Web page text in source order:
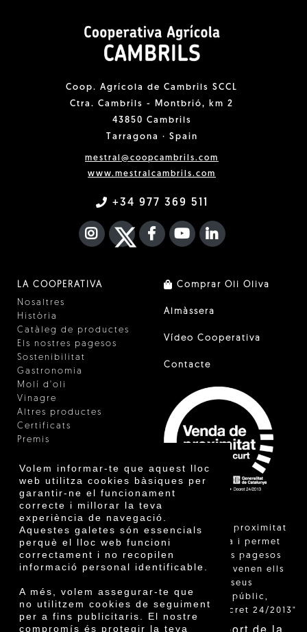
Volem informar-te que aquest lloc
web utilitza cookies bàsiques per
garantir-ne el funcionament
correcte i millorar la teva
experiència de navegació.
Aquestes galetes són essencials
perquè el lloc web funcioni
correctament i no recopilen
informació personal identificable.
A més, volem assegurar-te que
no utilitzem cookies de seguiment
per a fins publicitaris. El nostre
compromís és protegir la teva
Coop. Agrícola de Cambrils SCCL
Ctra. Cambrils - Montbrió, km 2
43850 Cambrils
Tarragona · Spain
mestral@coopcambrils.com
www.mestralcambrils.com
+34 977 369 511
INSTAGRAM
TWITTER
FACEBOOK F
YOUTUBEFA LINKEDIN
LA COOPERATIVA
Nosaltres
Història
Catàleg de productes
Els nostres pagesos
Sostenibilitat
Gastronomia
Molí d'oli
Vinagre
Altres productes
Certificats
Premis
Comprar Oli Oliva
Almàssera
Vídeo Cooperativa
Contacte
"La venda de proximitat
està regulada i permet
identificar els pagesos
catalans que venen ells
mateixos els seus
productes al públic,
segons el Decret 24/2013"